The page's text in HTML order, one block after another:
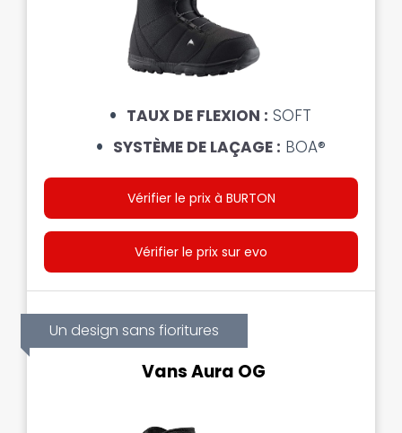
TAUX DE FLEXION : SOFT
SYSTÈME DE LAÇAGE : BOA®
Vérifier le prix à BURTON
Vérifier le prix sur evo
Un design sans fioritures
Vans Aura OG